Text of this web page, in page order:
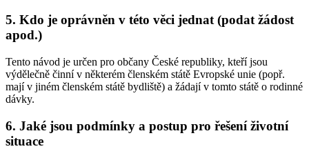
5. Kdo je oprávněn v této věci jednat (podat žádost
apod.)
Tento návod je určen pro občany České republiky, kteří jsou
výdělečně činní v některém členském státě Evropské unie (popř.
mají v jiném členském státě bydliště) a žádají v tomto státě o rodinné
dávky.
6. Jaké jsou podmínky a postup pro řešení životní
situace